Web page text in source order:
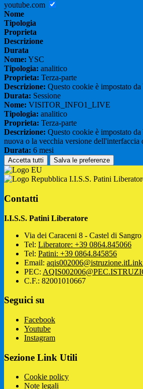
youtube.com
Nome
Tipologia
Proprieta
Descrizione
Durata
Nome: YSC
Tipologia: analitico
Proprieta: Terza-parte
Descrizione: Questo cookie è impostato
Durata: Sessione
Nome: VISITOR_INFO1_LIVE
Tipologia: analitico
Proprieta: Terza-parte
Descrizione: Questo cookie è impostato
nuova o la vecchia versione dell'interfaccia
Durata: 6 mesi
Accetta tutti Salva le preferenze
I.I.S.S. Patini
Contatti
I.I.S.S. Patini Liberatore
Via dei Caraceni 8 - Castel di
Tel: Liberatore: +39 0864.845066
Tel: Patini: +39 0864.845856
Email: aqis002006@istruzione.itLink
PEC:
C.F.: 82001010667
Seguici su
Facebook
Youtube
Instagram
Sezione Link Utili
Cookie policy
Note legali